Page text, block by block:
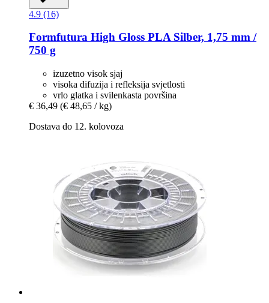
4.9 (16)
Formfutura High Gloss PLA Silber, 1,75 mm /
750 g
izuzetno visok sjaj
visoka difuzija i refleksija svjetlosti
vrlo glatka i svilenkasta površina
€ 36,49 (€ 48,65 / kg)
Dostava do 12. kolovoza